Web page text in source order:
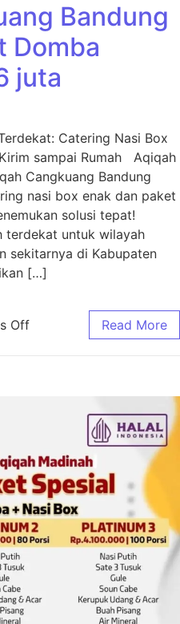
Bandung
Domba
juta
Catering Nasi Box
sampai Rumah Aqiqah
Cangkuang Bandung
nasi box enak dan paket
solusi tepat!
terdekat untuk wilayah
sekitarnya di Kabupaten
[…]
Off Read More